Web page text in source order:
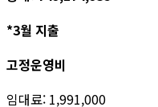
*3월 지출
고정운영비
임대료: 1,991,000